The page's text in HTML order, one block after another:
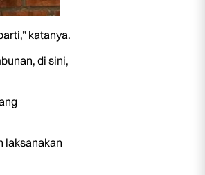
katanya.
di sini,
laksanakan